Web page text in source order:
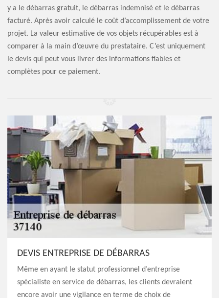
y a le débarras gratuit, le débarras indemnisé et le débarras
facturé. Après avoir calculé le coût d’accomplissement de votre
projet. La valeur estimative de vos objets récupérables est à
comparer à la main d’œuvre du prestataire. C’est uniquement
le devis qui peut vous livrer des informations fiables et
complètes pour ce paiement.
DEVIS ENTREPRISE DE DÉBARRAS
Même en ayant le statut professionnel d’entreprise
spécialiste en service de débarras, les clients devraient
encore avoir une vigilance en terme de choix de